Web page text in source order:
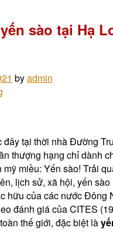
sào tại Hạ
byadmin
đây tại thời nhà Đường
thượng hạng chỉ dành
miều: Yến sào! Trải
lịch sử, xã hội, yến
hữu của các nước Đông
đánh giá của CITES
thế giới, đặc biệt là